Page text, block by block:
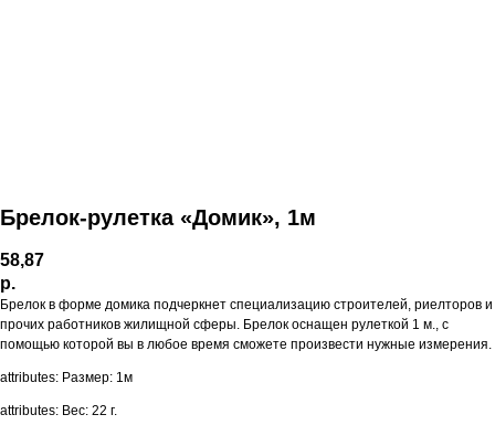
Брелок-рулетка «Домик», 1м
58,87
р.
Брелок в форме домика подчеркнет специализацию строителей, риелторов и
прочих работников жилищной сферы. Брелок оснащен рулеткой 1 м., с
помощью которой вы в любое время сможете произвести нужные измерения.
attributes: Размер: 1м
attributes: Вес: 22 г.